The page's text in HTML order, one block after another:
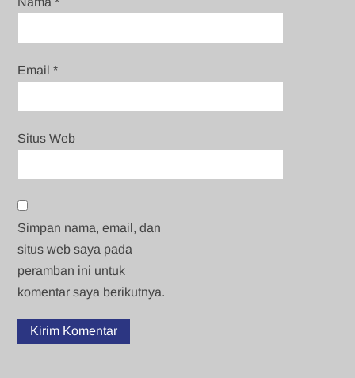
Email*
Situs Web
Simpan nama, email, dan
situs web saya pada
peramban ini untuk
komentar saya berikutnya.